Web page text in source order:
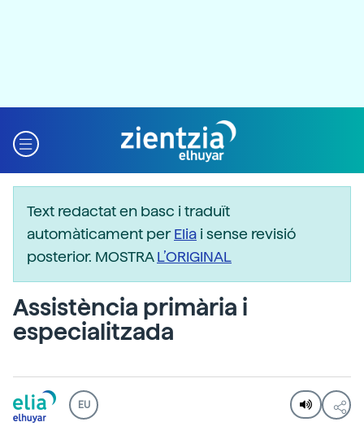
Text redactat en basc i traduït
automàticament perElia i sense revisió
posterior. MOSTRAL’ORIGINAL
Assistència primària i
especialitzada
EU